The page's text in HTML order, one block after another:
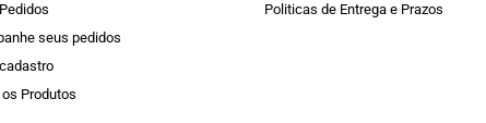
seus pedidos
Produtos
Politicas de Entrega e Prazos